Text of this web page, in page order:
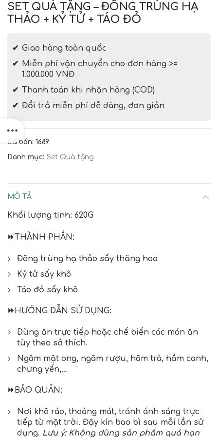
SET QUÀ TẶNG – ĐÔNG TRÙNG HẠ
THẢO + KỶ TỬ + TÁO ĐỎ
Giao hàng toàn quốc
Miễn phí vận chuyển cho đơn hàng >=
1.000.000 VNĐ
Thanh toán khi nhận hàng (COD)
Đổi trả miễn phí dễ dàng, đơn giản
Đã bán: 1689
Danh mục: Set Quà tặng
MÔ TẢ
Khối lượng tịnh: 620G
⏩THÀNH PHẦN:
Đông trùng hạ thảo sấy thăng hoa
Kỷ tử sấy khô
Táo đỏ sấy khô
⏩HƯỚNG DẪN SỬ DỤNG:
Dùng ăn trực tiếp hoặc chế biến các món ăn
tùy theo sở thích.
Ngâm mật ong, ngâm rượu, hãm trà, hầm canh,
chưng yến,…
⏩BẢO QUẢN:
Nơi khô ráo, thoáng mát, tránh ánh sáng trực
tiếp từ mặt trời. Đậy kín bao bì sau mỗi lần sử
dụng. Lưu ý: Không dùng sản phẩm quá hạn